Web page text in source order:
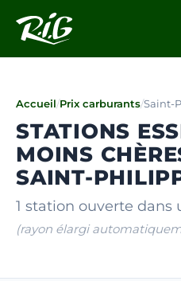
Accueil/Prix carburants/Saint-
STATIONS
MOINS
SAINT-
1 station ouverte dans
(rayon élargi